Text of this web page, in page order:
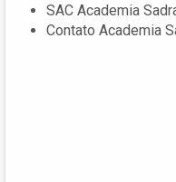
SAC Academia
Contato Academia